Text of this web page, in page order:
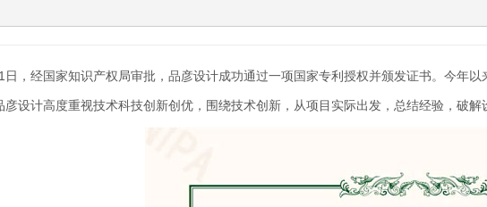
日，经国家知识产权局审批，品彦设计成功通过一项国家专利授权并颁发证书。今年以
彦设计高度重视技术科技创新创优，围绕技术创新，从项目实际出发，总结经验，破解